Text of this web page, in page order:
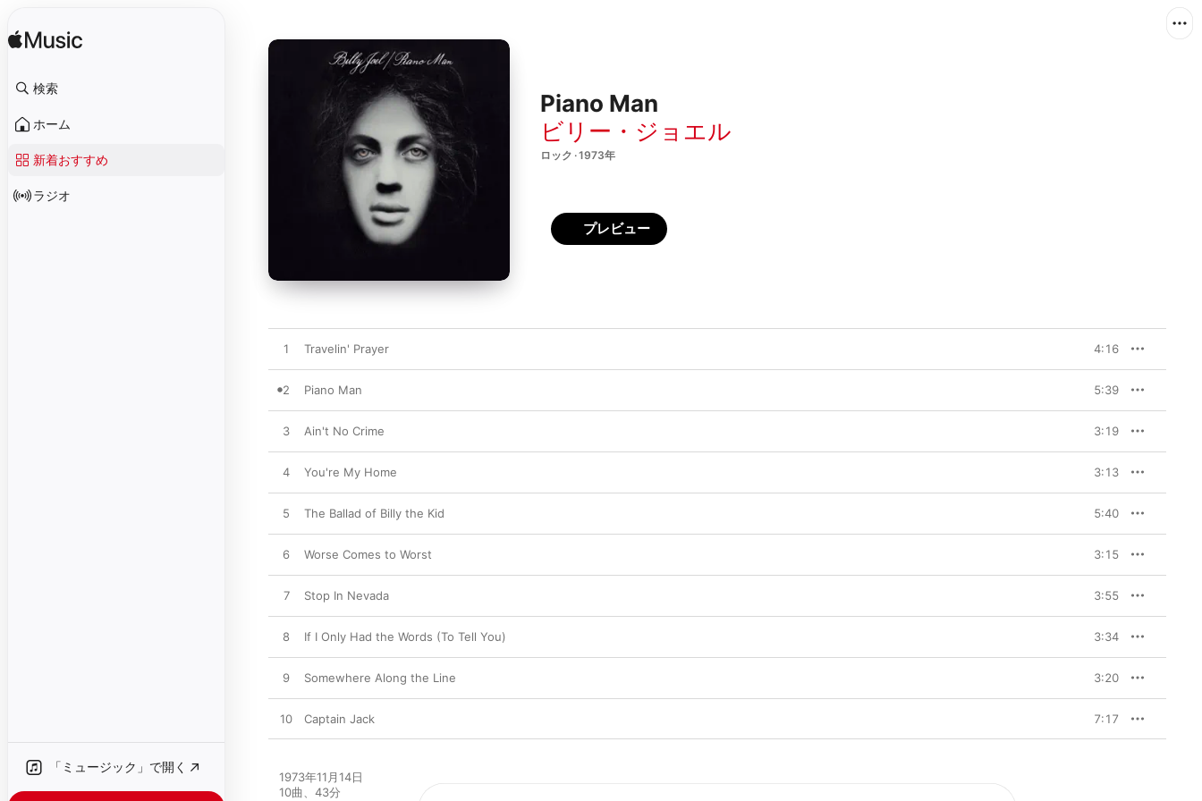
検索
ホーム
新着おすすめ
ラジオ
「ミュージック」で開く
Piano Man
ビリー・ジョエル
ロック · 1973年
プレビュー
1 Travelin' Prayer 4:16
2 Piano Man 5:39
3 Ain't No Crime 3:19
4 You're My Home 3:13
5 The Ballad of Billy the Kid 5:40
6 Worse Comes to Worst 3:15
7 Stop In Nevada 3:55
8 If I Only Had the Words (To Tell You) 3:34
9 Somewhere Along the Line 3:20
10 Captain Jack 7:17
1973年11月14日
10曲、43分